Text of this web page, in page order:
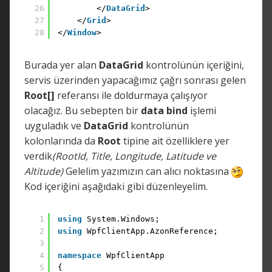
26
27
28
</DataGrid >
</Grid >
</Window>
Burada yer alan DataGrid kontrolünün içeriğini,
servis üzerinden yapacağımız çağrı sonrası gelen
Root[] referansı ile doldurmaya çalışıyor
olacağız. Bu sebepten bir data bind işlemi
uyguladık ve DataGrid kontrolünün
kolonlarında da Root tipine ait özelliklere yer
verdik(RootId, Title, Longitude, Latitude ve
Altitude)Gelelim yazımızın can alıcı noktasına
Kod içeriğini aşağıdaki gibi düzenleyelim.
1
2
3
4
5
using
System.Windows;
using WpfClientApp.AzonReference;
namespace WpfClientApp
{